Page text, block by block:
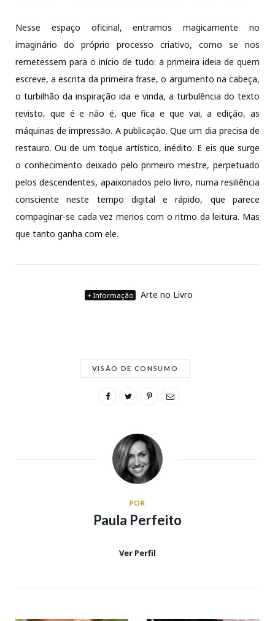
Nesse espaço oficinal, entramos magicamente no
imaginário do próprio processo criativo, como se nos
remetessem para o início de tudo: a primeira ideia de quem
escreve, a escrita da primeira frase, o argumento na cabeça,
o turbilhão da inspiração ida e vinda, a turbulência do texto
revisto, que é e não é, que fica e que vai, a edição, as
máquinas de impressão. A publicação. Que um dia precisa de
restauro. Ou de um toque artístico, inédito. E eis que surge
o conhecimento deixado pelo primeiro mestre, perpetuado
pelos descendentes, apaixonados pelo livro, numa resiliência
consciente neste tempo digital e rápido, que parece
compaginar-se cada vez menos com o ritmo da leitura. Mas
que tanto ganha com ele.
+ Informação Arte no Livro
VISÃO DE CONSUMO
POR
Paula Perfeito
Ver Perfil